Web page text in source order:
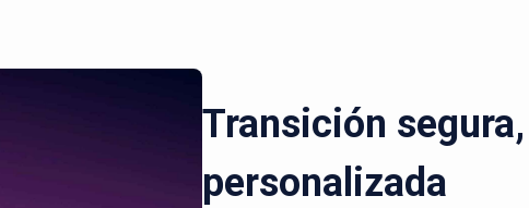
Transición
personalizada